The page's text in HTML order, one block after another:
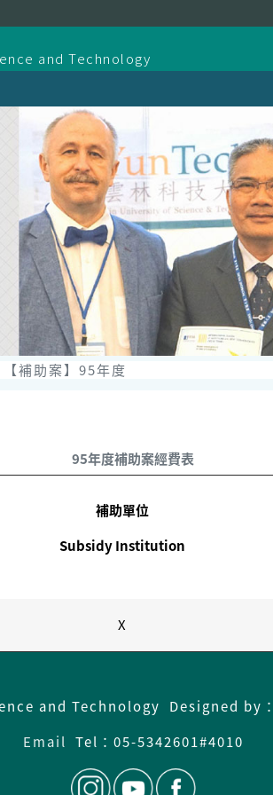
and Technology
【補助案】95年度
95年度補助案經費表
補助單位
Subsidy Institution
X
and Technology Designed
Email Tel： 05-5342601#4010